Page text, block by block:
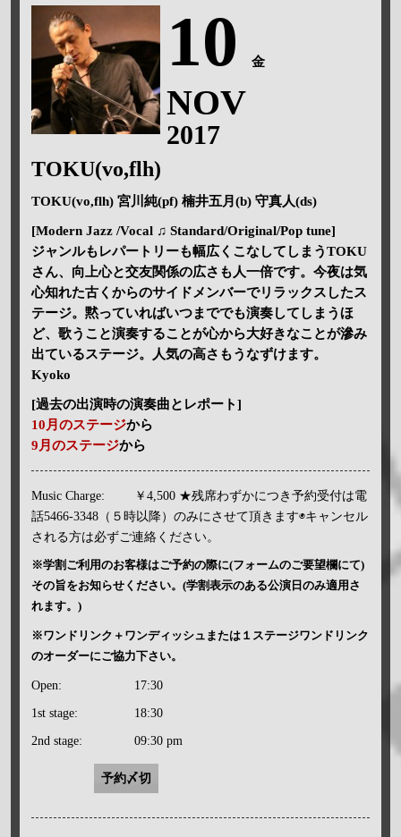
10 金
NOV
2017
TOKU(vo,flh)
TOKU(vo,flh) 宮川純(pf) 楠井五月(b) 守真人(ds)
[Modern Jazz /Vocal ♫ Standard/Original/Pop tune]
ジャンルもレパートリーも幅広くこなしてしまうTOKU
さん、向上心と交友関係の広さも人一倍です。今夜は気
心知れた古くからのサイドメンバーでリラックスしたス
テージ。黙っていればいつまででも演奏してしまうほ
ど、歌うこと演奏することが心から大好きなことが滲み
出ているステージ。人気の高さもうなずけます。
Kyoko
[過去の出演時の演奏曲とレポート]
10月のステージから
9月のステージから
Music Charge:
￥4,500 ★残席わずかにつき予約受付は電
話5466-3348（５時以降）のみにさせて頂きます◉キャンセル
される方は必ずご連絡ください。
※学割ご利用のお客様はご予約の際に(フォームのご要望欄にて)
その旨をお知らせください。(学割表示のある公演日のみ適用さ
れます。)
※ワンドリンク＋ワンディッシュまたは１ステージワンドリンク
のオーダーにご協力下さい。
Open: 17:30
1st stage: 18:30
2nd stage: 09:30 pm
予約〆切